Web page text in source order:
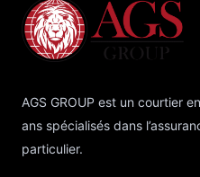
AGS GROUP est un courtier
ans spécialisés dans
particulier.